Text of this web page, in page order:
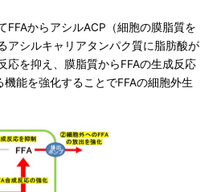
からアシルACP（細胞の膜脂質を
アシルキャリアタンパク質に脂肪酸が
応を抑え、膜脂質からFFAの生成反応
機能を強化することでFFAの細胞外生